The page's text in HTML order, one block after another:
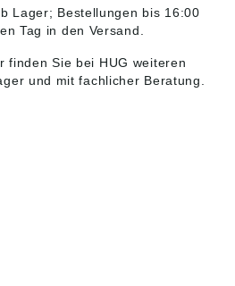
Lager; Bestellungen bis 16:00
Tag in den Versand.
finden Sie bei HUG weiteren
und mit fachlicher Beratung.